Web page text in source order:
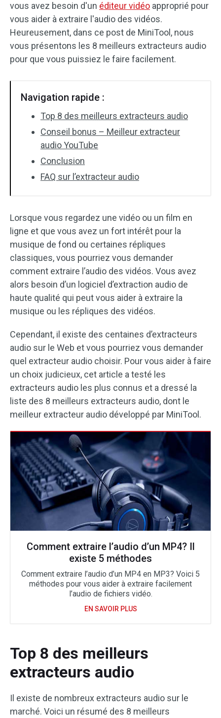
Rotation/retournement
Traitement par lots
Aucun filigrane
vous avez besoin d'un éditeur vidéo approprié pour
vous aider à extraire l'audio des vidéos.
Heureusement, dans ce post de MiniTool, nous
vous présentons les 8 meilleurs extracteurs audio
pour que vous puissiez le faire facilement.
Navigation rapide :
Top 8 des meilleurs extracteurs audio
Conseil bonus – Meilleur extracteur
audio YouTube
Conclusion
FAQ sur l’extracteur audio
Lorsque vous regardez une vidéo ou un film en
ligne et que vous avez un fort intérêt pour la
musique de fond ou certaines répliques
classiques, vous pourriez vous demander
comment extraire l’audio des vidéos. Vous avez
alors besoin d’un logiciel d’extraction audio de
haute qualité qui peut vous aider à extraire la
musique ou les répliques des vidéos.
Cependant, il existe des centaines d’extracteurs
audio sur le Web et vous pourriez vous demander
quel extracteur audio choisir. Pour vous aider à faire
un choix judicieux, cet article a testé les
extracteurs audio les plus connus et a dressé la
liste des 8 meilleurs extracteurs audio, dont le
meilleur extracteur audio développé par MiniTool.
Comment extraire l’audio d’un MP4? Il
existe 5 méthodes
Comment extraire l’audio d’un MP4 en MP3? Voici 5
méthodes pour vous aider à extraire facilement
l’audio de fichiers vidéo.
EN SAVOIR PLUS
Top 8 des meilleurs
extracteurs audio
Il existe de nombreux extracteurs audio sur le
marché. Voici un résumé des 8 meilleurs